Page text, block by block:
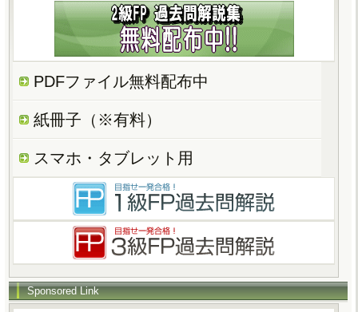
PDFファイル無料配布中
紙冊子（※有料）
スマホ・タブレット用
Sponsored Link